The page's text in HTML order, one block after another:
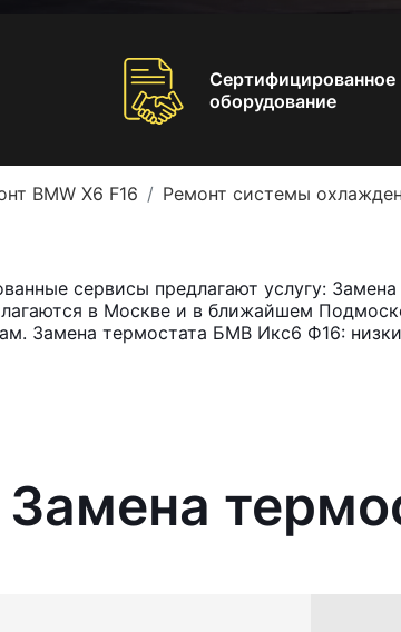
Сертифицированное
оборудование
BMW X6 F16 Ремонт системы
сервисы предлагают услугу:
в Москве и в ближайшем
Замена термостата БМВ Икс6 Ф16: